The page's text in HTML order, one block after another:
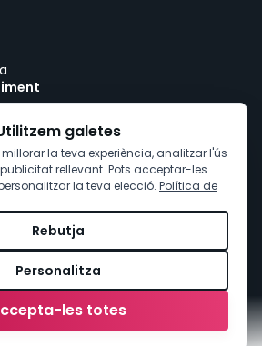
entrades
galetes
la teva experiència, analitzar l'ús
rellevant. Pots acceptar-les
la teva elecció. Política de
Rebutja
Personalitza
les totes